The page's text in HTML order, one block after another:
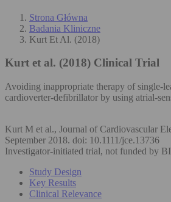
Strona Główna
Badania Kliniczne
Kurt Et Al. (2018)
Kurt et al. (2018) Clinical Trial
Avoiding inappropriate therapy of
cardioverter‐defibrillator by using
Kurt M et al., Journal of Cardiovascular
September 2018. doi: 10.1111/jce.13736
Investigator-initiated trial, not funded by
Study Design
Key Results
Clinical Relevance